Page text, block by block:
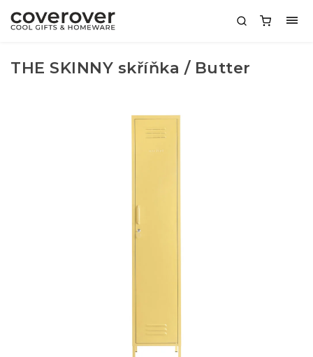
THE SKINNY skříňka / Butter